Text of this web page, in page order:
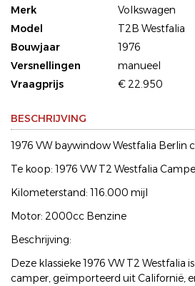
Merk
Volkswagen
Model
T2B Westfalia
Bouwjaar
1976
Versnellingen
manueel
Vraagprijs
€ 22.950
BESCHRIJVING
1976 VW baywindow Westfalia Berlin
Te koop: 1976 VW T2 Westfalia
Kilometerstand: 116.000 mijl
Motor: 2000cc Benzine
Beschrijving:
Deze klassieke 1976 VW T2 Westfalia
camper, geïmporteerd uit Californië,